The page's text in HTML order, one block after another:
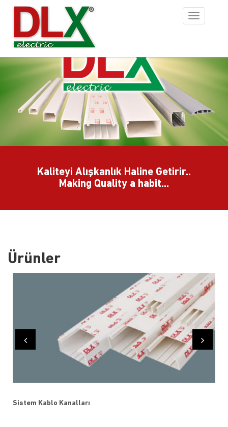
Toggle
navigation
Kaliteyi Alışkanlık Haline Getirir..
Making Quality a habit...
Ürünler
Sistem Kablo Kanalları